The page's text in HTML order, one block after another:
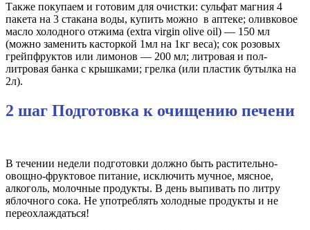
Также покупаем и готовим для очистки: сульфат магния 4
пакета на 3 стакана воды, купить можно в аптеке; оливковое
масло холодного отжима (extra virgin olive oil) — 150 мл
(можно заменить касторкой 1мл на 1кг веса); сок розовых
грейпфруктов или лимонов — 200 мл; литровая и пол-
литровая банка с крышками; грелка (или пластик бутылка на
2л).
2 шаг Подготовка к очищению печени
В течении недели подготовки должно быть растительно-
овощно-фруктовое питание, исключить мучное, мясное,
алкоголь, молочные продукты. В день выпивать по литру
яблочного сока. Не употреблять холодные продукты и не
переохлаждаться!